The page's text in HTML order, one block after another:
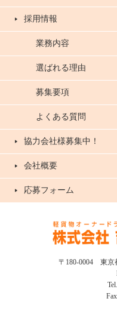
採用情報
業務内容
選ばれる理由
募集要項
よくある質問
協力会社様募集中！
会社概要
応募フォーム
〒180-0004 東京